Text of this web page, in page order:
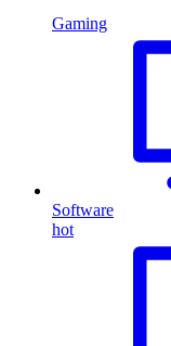
Gaming
Software
hot